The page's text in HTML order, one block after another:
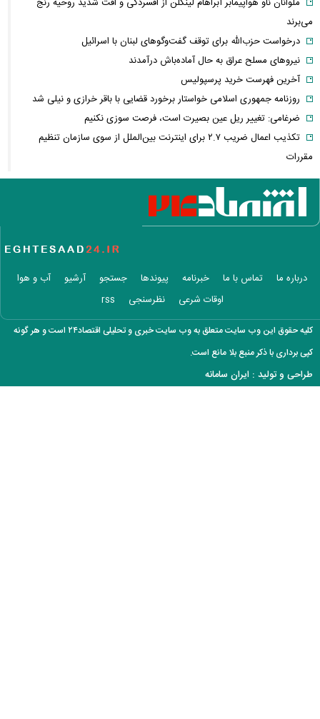
می‌برند
درخواست حزب‌الله برای توقف گفت‌وگوهای لبنان با اسرائیل
نیروهای مسلح عراق به حال آماده‌باش درآمدند
آخرین فهرست خرید پرسپولیس
روزنامه جمهوری اسلامی خواستار برخورد قضایی با باقر خرازی و نیلی شد
ضرغامی: تغییر ریل عین بصیرت است، فرصت سوزی نکنیم
تکذیب اعمال ضریب ۲.۷ برای اینترنت بین‌الملل از سوی سازمان تنظیم
مقررات
شرایط جدید تمدید اجاره اعلام شد
الحدث: به زودی بیانیه‌ای مشترک از سوی عمان و ایران درباره «ایجاد یک
گذرگاه موقت در تنگه هرمز» منتشر می‌شود
آلمان صدرنشین حداقل دستمزد اروپا از نظر قدرت خرید شد
عکس دیده‌نشده ظل‌السلطنه نوه ناصرالدین شاه در لباس دامادی
این موشک
قوه قضاییه: ادعای نماینده مجلس درباره «نحوه ردزنی محل استقرار شهید
لاریجانی» صحت ندارد
قدرت‌نمایی تکاوران ارتش
درباره ما تماس با ما خبرنامه پیوندها جستجو آرشیو
آب و هوا
اوقات شرعی
نظرسنجی rss
کلیه حقوق این وب سایت متعلق به وب سایت خبری و تحلیلی اقتصاد۲۴ است و هر گونه
کپی برداری با ذکر منبع بلا مانع است.
طراحی و تولید : ایران سامانه